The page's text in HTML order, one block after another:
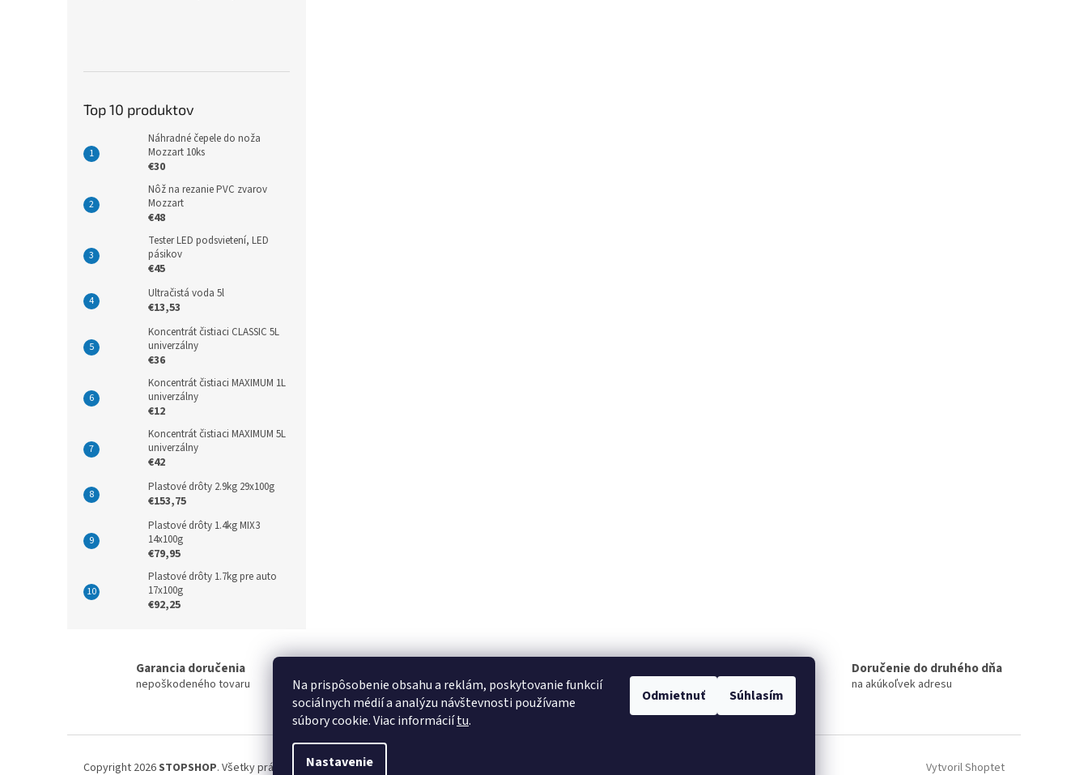
Na prispôsobenie obsahu a reklám, poskytovanie funkcií
sociálnych médií a analýzu návštevnosti používame
súbory cookie. Viac informáciítu.
Nastavenie
Odmietnuť Súhlasím
Top 10 produktov
Náhradné čepele do noža
Mozzart 10ks
€30
Nôž na rezanie PVC zvarov
Mozzart
€48
Tester LED podsvietení, LED
pásikov
€45
Ultračistá voda 5l
€13,53
Koncentrát čistiaci CLASSIC 5L
univerzálny
€36
Koncentrát čistiaci MAXIMUM 1L
univerzálny
€12
Koncentrát čistiaci MAXIMUM 5L
univerzálny
€42
Plastové drôty 2.9kg 29x100g
€153,75
Plastové drôty 1.4kg MIX3
14x100g
€79,95
Plastové drôty 1.7kg pre auto
17x100g
€92,25
Garancia doručenia
nepoškodeného tovaru Ku každej objednávke po celom Slovensku
Doručenie do druhého dňa
na akúkoľvek adresu
Vytvoril Shoptet
Copyright 2026STOPSHOP. Všetky práva vyhradené.Upraviť nastavenie cookies